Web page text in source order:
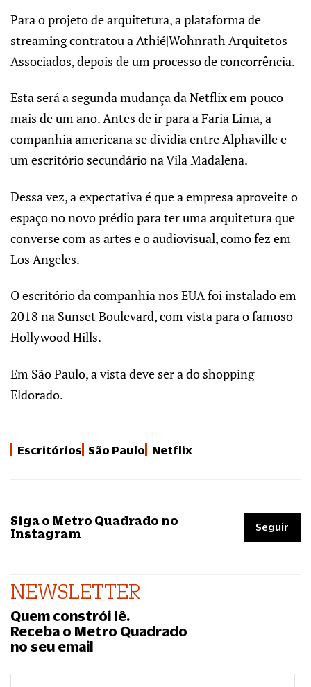
Para o projeto de arquitetura, a plataforma de
streaming contratou a Athié|Wohnrath Arquitetos
Associados, depois de um processo de concorrência.
Esta será a segunda mudança da Netflix em pouco
mais de um ano. Antes de ir para a Faria Lima, a
companhia americana se dividia entre Alphaville e
um escritório secundário na Vila Madalena.
Dessa vez, a expectativa é que a empresa aproveite o
espaço no novo prédio para ter uma arquitetura que
converse com as artes e o audiovisual, como fez em
Los Angeles.
O escritório da companhia nos EUA foi instalado em
2018 na Sunset Boulevard, com vista para o famoso
Hollywood Hills.
Em São Paulo, a vista deve ser a do shopping
Eldorado.
Escritórios São Paulo Netflix
Siga o Metro Quadrado no
Instagram
Seguir
NEWSLETTER
Quem constrói lê.
Receba o Metro Quadrado
no seu email